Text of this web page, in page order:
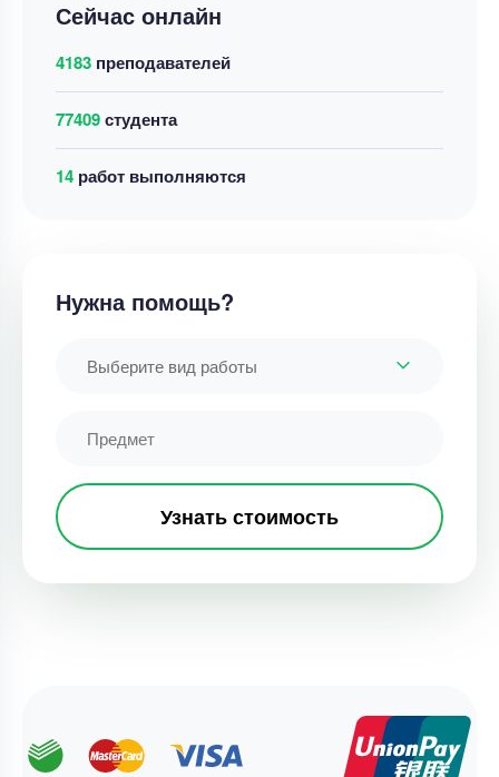
Сейчас онлайн
4183 преподавателей
77409студента
20 работ выполняются
Нужна помощь?
Выберите вид работы
Узнать стоимость